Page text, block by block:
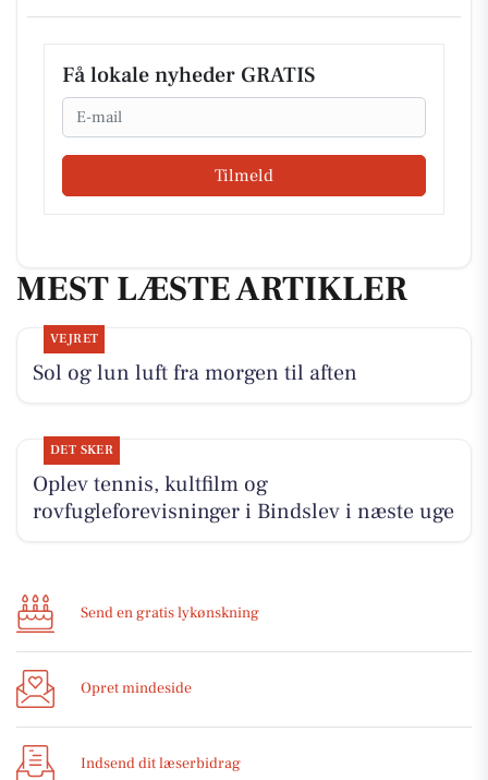
Få lokale nyheder GRATIS
Email
Tilmeld
MEST LÆSTE ARTIKLER
VEJRET
Sol og lun luft fra morgen til aften
DET SKER
Oplev tennis, kultfilm og
rovfugleforevisninger i Bindslev i næste uge
Send en gratis lykønskning
Opret mindeside
Indsend dit læserbidrag